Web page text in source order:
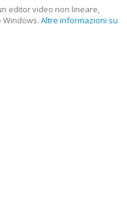
editor video non lineare,
Windows. Altre informazioni su